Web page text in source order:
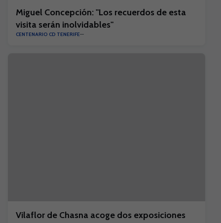
Miguel Concepción: "Los recuerdos de esta
visita serán inolvidables"
CENTENARIO CD TENERIFE
Vilaflor de Chasna acoge dos exposiciones